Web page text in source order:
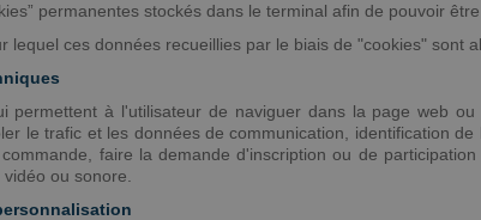
permanentes stockés dans le terminal afin de pouvoir
lequel ces données recueillies par le biais de "cookies" sont
permettent à l'utilisateur de naviguer dans la page web
le trafic et les données de communication, identification
faire la demande d'inscription ou de
ou sonore.